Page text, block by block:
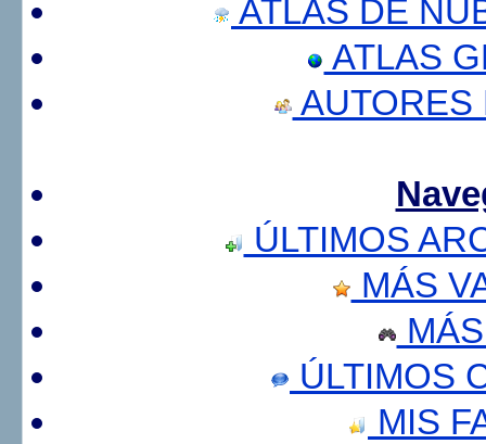
ATLAS DE
ATLAS
AUTORES
ÚLTIMOS
MÁS
ÚLTIMOS
MIS